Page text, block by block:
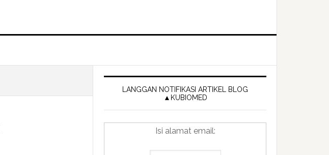
Primary
SidebarLANGGAN NOTIFIKASI ARTIKEL BLOG
▲KUBIOMED
Isi alamat email: